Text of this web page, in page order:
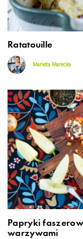
Ratatouille
Marieta Marecka
Papryki
warzywami